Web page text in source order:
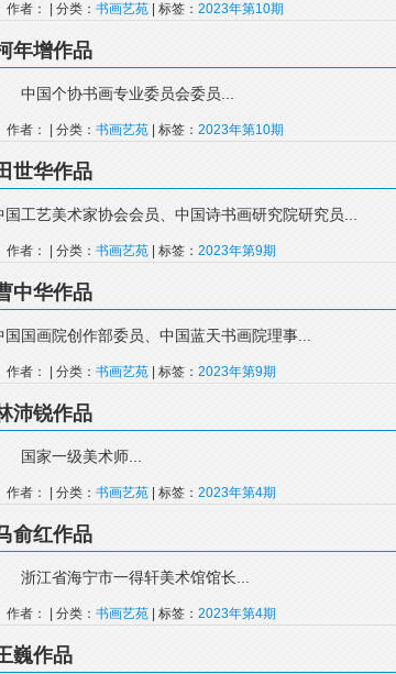
作者： | 分类： 书画艺苑 | 标签： 2023年第10期
年增作品
中国个协书画专业委员会委员...
作者： | 分类： 书画艺苑 | 标签： 2023年第10期
世华作品
国工艺美术家协会会员、中国诗书画研究院研究员...
作者： | 分类： 书画艺苑 | 标签： 2023年第9期
中华作品
国国画院创作部委员、中国蓝天书画院理事...
作者： | 分类： 书画艺苑 | 标签： 2023年第9期
沛锐作品
国家一级美术师...
作者： | 分类： 书画艺苑 | 标签： 2023年第4期
俞红作品
浙江省海宁市一得轩美术馆馆长...
作者： | 分类： 书画艺苑 | 标签： 2023年第4期
巍作品